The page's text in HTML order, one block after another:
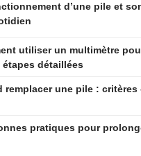
d’une pile et
utiliser un multimètre
étapes détaillées
remplacer une pile : critères
pratiques pour